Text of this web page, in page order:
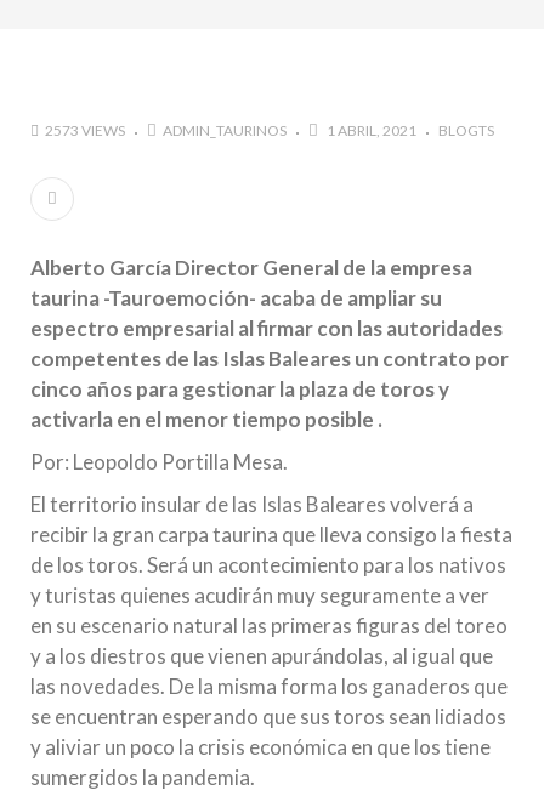
#LA COLOMBIA TAURINA SE VISTE DE LUCES EN
2573 VIEWS ADMIN_TAURINOS 1 ABRIL, 2021 BLOGTS
Alberto García Director General de la empresa
taurina -Tauroemoción- acaba de ampliar su
espectro empresarial al firmar con las autoridades
competentes de las Islas Baleares un contrato por
cinco años para gestionar la plaza de toros y
activarla en el menor tiempo posible .
Por: Leopoldo Portilla Mesa.
El territorio insular de las Islas Baleares volverá a
recibir la gran carpa taurina que lleva consigo la fiesta
de los toros. Será un acontecimiento para los nativos
y turistas quienes acudirán muy seguramente a ver
en su escenario natural las primeras figuras del toreo
y a los diestros que vienen apurándolas, al igual que
las novedades. De la misma forma los ganaderos que
se encuentran esperando que sus toros sean lidiados
y aliviar un poco la crisis económica en que los tiene
sumergidos la pandemia.